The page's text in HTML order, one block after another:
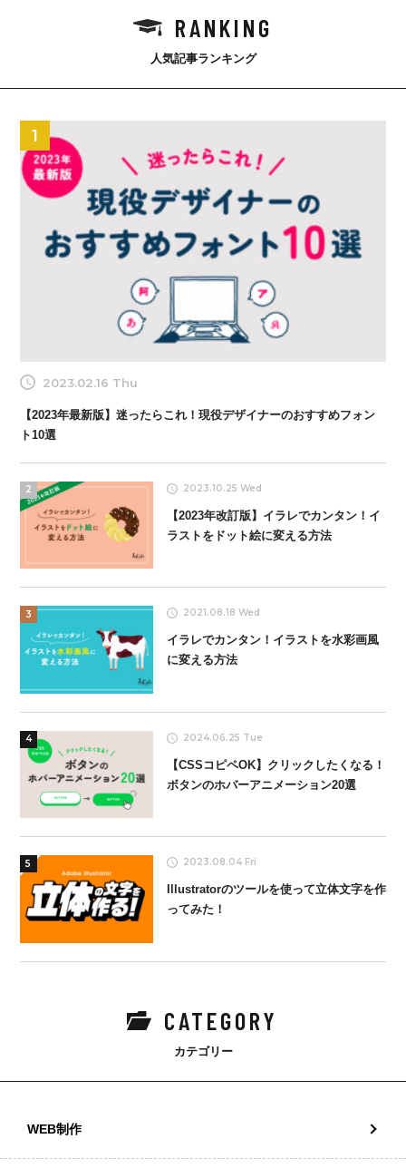
RANKING
人気記事ランキング
1
2023.02.16 Thu
【2023年最新版】迷ったらこれ！現役デザイナーのおすすめフォン
ト10選
2 2023.10.25 Wed
【2023年改訂版】イラレでカンタン！イ
ラストをドット絵に変える方法
3 2021.08.18 Wed
イラレでカンタン！イラストを水彩画風
に変える方法
4 2024.06.25 Tue
【CSSコピペOK】クリックしたくなる！
ボタンのホバーアニメーション20選
5 2023.08.04 Fri
Illustratorのツールを使って立体文字を作
ってみた！
CATEGORY
カテゴリー
WEB制作